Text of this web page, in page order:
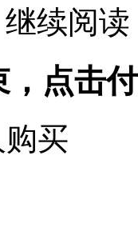
继续阅读
，点击
购买